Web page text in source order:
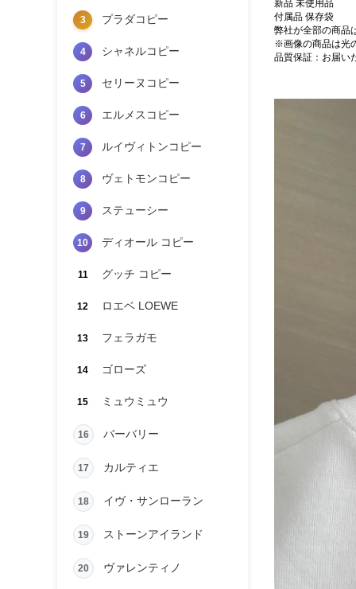
3 プラダコピー
4 シャネルコピー
5 セリーヌコピー
6 エルメスコピー
7 ルイヴィトンコピー
8 ヴェトモンコピー
9 ステューシー
10 ディオール コピー
11 グッチ コピー
12 ロエベ LOEWE
13 フェラガモ
14 ゴローズ
15 ミュウミュウ
16 バーバリー
17 カルティエ
18 イヴ・サンローラン
19 ストーンアイランド
20 ヴァレンティノ
新品 未使用品
付属品 保存袋
弊社が全部の商品
※画像の商品は光
品質保証：お届い